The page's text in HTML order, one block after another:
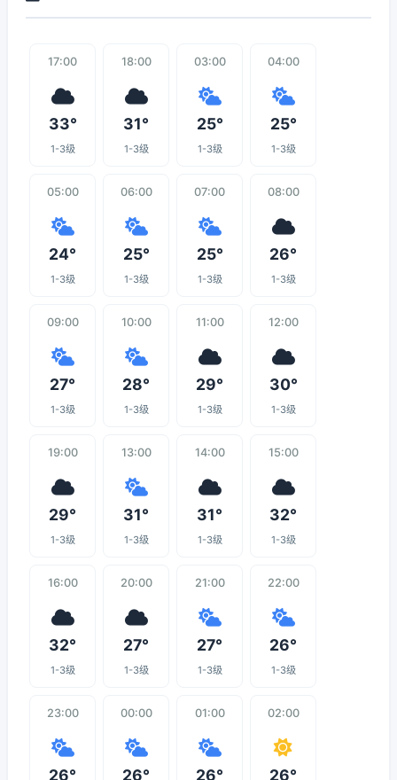
17:00
33°
1-3级
18:00
31°
1-3级
03:00
25°
1-3级
04:00
25°
1-3级
05:00
24°
1-3级
06:00
25°
1-3级
07:00
25°
1-3级
08:00
26°
1-3级
09:00
27°
1-3级
10:00
28°
1-3级
11:00
29°
1-3级
12:00
30°
1-3级
19:00
29°
1-3级
13:00
31°
1-3级
14:00
31°
1-3级
15:00
32°
1-3级
16:00
32°
1-3级
20:00
27°
1-3级
21:00
27°
1-3级
22:00
26°
1-3级
23:00
26°
00:00
26°
01:00
26°
02:00
26°